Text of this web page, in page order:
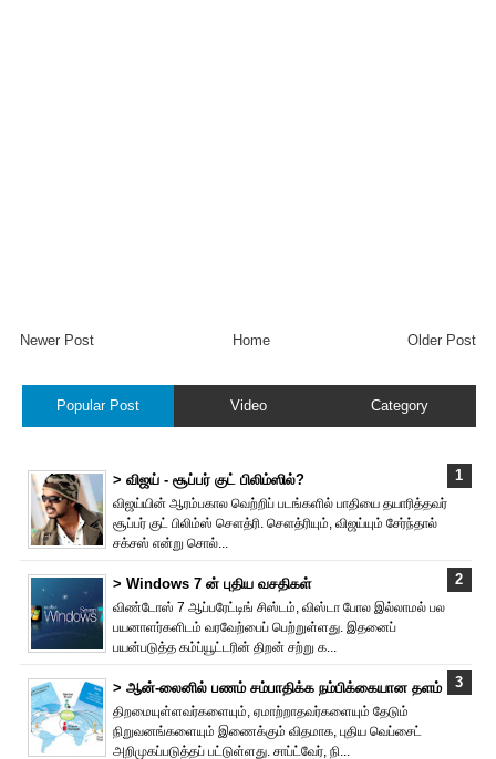
Newer Post Older Post
Home
Popular Post Video Category
> விஜய் - சூப்பர் குட் பிலிம்ஸில்?
விஜய்யின் ஆரம்பகால வெற்றிப் படங்களில் பாதியை தயா‌ரித்தவர்
சூப்பர் குட் பிலிம்ஸ் சௌத்‌ரி. சௌத்‌ரியும், விஜய்யும் சேர்ந்தால்
சக்சஸ் என்று சொல்...
> Windows 7 ன் புதிய வசதிகள்
விண்டோஸ் 7 ஆப்பரேட்டிங் சிஸ்டம், விஸ்டா போல இல்லாமல் பல
பயனாளர்களிடம் வரவேற்பைப் பெற்றுள்ளது. இதனைப்
பயன்படுத்த கம்ப்யூட்டரின் திறன் சற்று க...
> ஆன்-லைனில் பணம் சம்பாதிக்க நம்பிக்கையான தளம்
திறமையுள்ளவர்களையும், ஏமாற்றாதவர்களையும் தேடும்
நிறுவனங்களையும் இணைக்கும் விதமாக, புதிய வெப்சைட்
அறிமுகப்படுத்தப் பட்டுள்ளது. சாப்ட்வேர், நி...